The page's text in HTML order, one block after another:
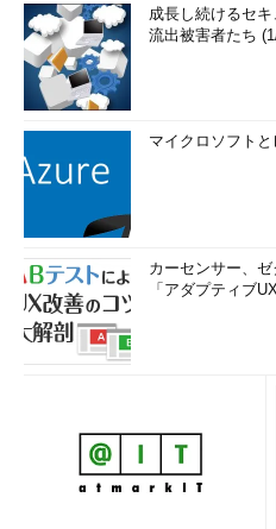
成長し続けるセ
流出被害者たち
マイクロソフト
カーセンサー、
「アダプティブ